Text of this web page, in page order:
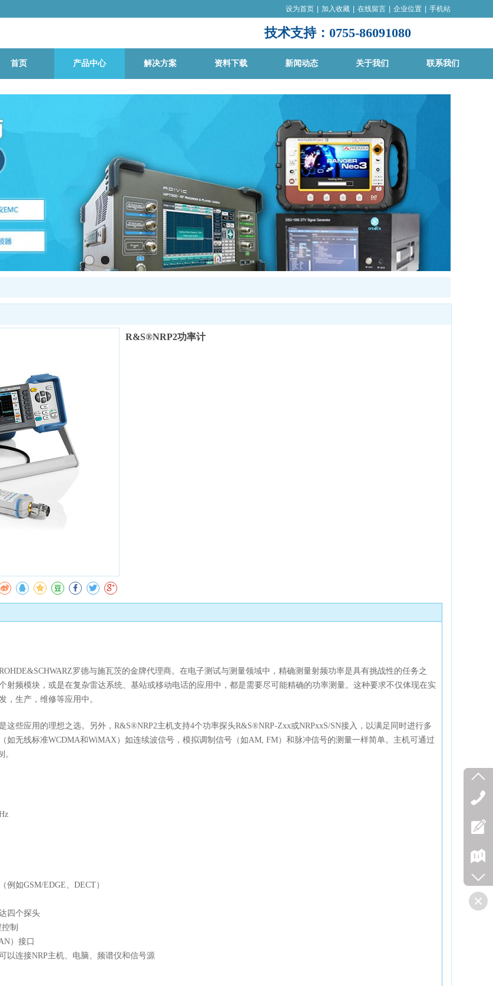
技术支持：0755-86091080
首页 产品中心 解决方案 资料下载 新闻动态 关于我们 联系我们
设为首页 加入收藏 在线留言 企业位置 手机站
R&S®NRP2功率计
OHDE&SCHWARZ罗德与施瓦茨的金牌代理商。在电子测试与测量领域中，精确测量射频功率是具有挑战性的任务之
射频模块，或是在复杂雷达系统、基站或移动电话的应用中，都是需要尽可能精确的功率测量。这种要求不仅体现在实
，生产，维修等应用中。
这些应用的理想之选。另外，R&S®NRP2主机支持4个功率探头R&S®NRP-Zxx或NRPxxS/SN接入，以满足同时进行多
如无线标准WCDMA和WiMAX）如连续波信号，模拟调制信号（如AM, FM）和脉冲信号的测量一样简单。主机可通过
。
如GSM/EDGE、DECT）
四个探头
制
）接口
以连接NRP主机、电脑、频谱仪和信号源